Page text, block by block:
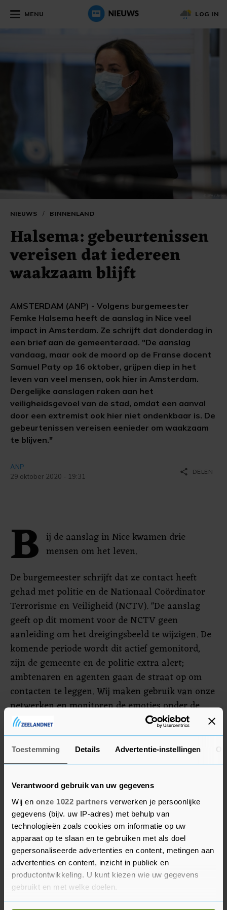
Toestemming Details Advertentie-instellingen
Verantwoord gebruik van uw gegevens
Wij en onze 1022 partners verwerken je persoonlijke
gegevens (bijv. uw IP-adres) met behulp van
technologieën zoals cookies om informatie op uw
apparaat op te slaan en te gebruiken met als doel
gepersonaliseerde advertenties en content, metingen aan
advertenties en content, inzicht in publiek en
productontwikkeling. U kunt kiezen wie uw gegevens
gebruikt en met welke doelen.
MENU LOG IN
NIEUWS / BINNENLAND
Halsema: gebeurtenissen
vereisen dat iedereen
waakzaam blijft
AMSTERDAM (ANP) - Volgens burgemeester
Femke Halsema heeft de aanslag in Nice veel
impact in Amsterdam. Ze schrijft dat donderdag in
een brief aan de gemeenteraad. "De aanslag
vandaag, maar ook de moord op de Franse docent
Samuel Paty op 16 oktober, grijpen diep in het
leven van veel mensen, ook hier in Amsterdam.
Dergelijke aanslagen raken aan het
veiligheidsgevoel van de stad, omdat een aanval
door een extremist ook hier niet ondenkbaar is. De
gebeurtenissen vereisen eenieder om waakzaam
te blijven."
ANP
29 oktober 2020 - 19:31
share DELEN
B ij de aanslag in Nice kwamen drie
mensen om het leven.
De burgemeester schrijft dat ze contact heeft
gehad met politie en de Nationaal Coördinator
Terrorisme en Veiligheid (NCTV). "De aanslag
geeft op dit moment voor de NCTV geen
aanleiding om het dreigingsbeeld te wijzigen. De
komende periode wordt dit actief gemonitord,
zijn de gemeente en de politie extra alert;
ambtenaren en agenten gaan de straat op om
contacten te leggen. Wij maken gebruik van onze
netwerken en monitoren de emoties onder de
bevolking."
Halsema heeft aan de burgemeesters van Nice en
Parijs haar medeleven betuigd.